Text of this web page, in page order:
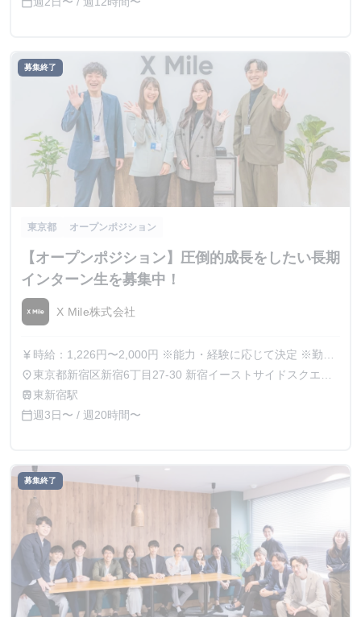
募集終了
東京都 オープンポジション
【オープンポジション】圧倒的成長をしたい長期
インターン生を募集中！
X Mile株式会社
currency_yen 時給：1,226円〜2,000円 ※能力・経験に応じて決定 ※勤務
開始後実績によって昇給あり
place東京都新宿区新宿6丁目27-30 新宿イーストサイドスクエア
7階
train東新宿駅
calendar_today週3日〜 / 週20時間〜
募集終了